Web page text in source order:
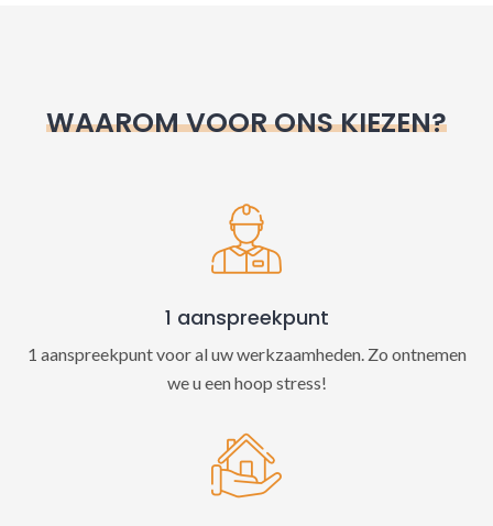
WAAROM VOOR ONS KIEZEN?
1 aanspreekpunt
1 aanspreekpunt voor al uw werkzaamheden. Zo ontnemen
we u een hoop stress!